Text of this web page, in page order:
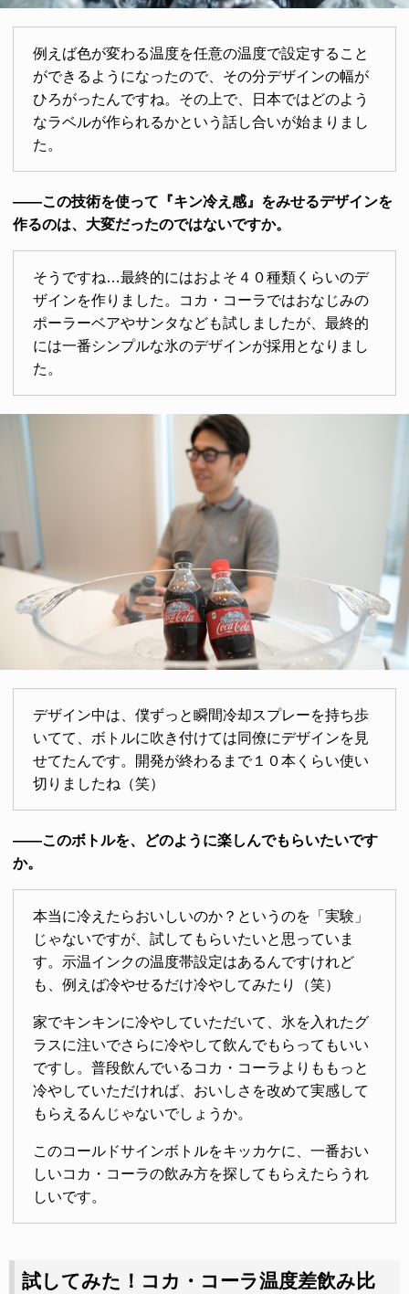
例えば色が変わる温度を任意の温度で設定すること
ができるようになったので、その分デザインの幅が
ひろがったんですね。その上で、日本ではどのよう
なラベルが作られるかという話し合いが始まりまし
た。
――この技術を使って『キン冷え感』をみせるデザインを
作るのは、大変だったのではないですか。
そうですね…最終的にはおよそ４０種類くらいのデ
ザインを作りました。コカ・コーラではおなじみの
ポーラーベアやサンタなども試しましたが、最終的
には一番シンプルな氷のデザインが採用となりまし
た。
デザイン中は、僕ずっと瞬間冷却スプレーを持ち歩
いてて、ボトルに吹き付けては同僚にデザインを見
せてたんです。開発が終わるまで１０本くらい使い
切りましたね（笑）
――このボトルを、どのように楽しんでもらいたいです
か。
本当に冷えたらおいしいのか？というのを「実験」
じゃないですが、試してもらいたいと思っていま
す。示温インクの温度帯設定はあるんですけれど
も、例えば冷やせるだけ冷やしてみたり（笑）
家でキンキンに冷やしていただいて、氷を入れたグ
ラスに注いでさらに冷やして飲んでもらってもいい
ですし。普段飲んでいるコカ・コーラよりももっと
冷やしていただければ、おいしさを改めて実感して
もらえるんじゃないでしょうか。
このコールドサインボトルをキッカケに、一番おい
しいコカ・コーラの飲み方を探してもらえたらうれ
しいです。
試してみた！コカ・コーラ温度差飲み比